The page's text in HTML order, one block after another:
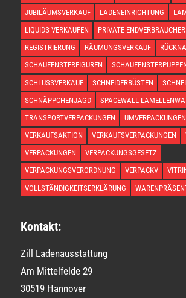
JUBILÄUMSVERKAUF
LADENEINRICHTUNG
LIQUIDS VERKAUFEN
PRIVATE ENDVERBRAUCHER
REGISTRIERUNG
RÄUMUNGSVERKAUF
SCHAUFENSTERFIGUREN
SCHLUSSVERKAUF
SCHNEIDERBÜSTEN
SCHNÄPPCHENJAGD
SPACEWALL-
TRANSPORTVERPACKUNGEN
UMVERPACKUNGEN
VERKAUFSAKTION
VERKAUFSVERPACKUNGEN
VERPACKUNGEN
VERPACKUNGSGESETZ
VERPACKUNGSVERORDNUNG
VERPACKV
VOLLSTÄNDIGKEITSERKLÄRUNG
Kontakt:
Zill Ladenausstattung
Am Mittelfelde 29
30519 Hannover